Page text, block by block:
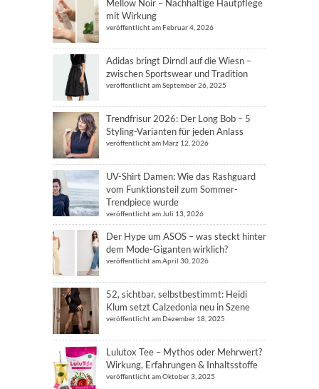
Mellow Noir – Nachhaltige Hautpflege
mit Wirkung
veröffentlicht am Februar 4, 2026
Adidas bringt Dirndl auf die Wiesn –
zwischen Sportswear und Tradition
veröffentlicht am September 26, 2025
Trendfrisur 2026: Der Long Bob – 5
Styling-Varianten für jeden Anlass
veröffentlicht am März 12, 2026
UV-Shirt Damen: Wie das Rashguard
vom Funktionsteil zum Sommer-
Trendpiece wurde
veröffentlicht am Juli 13, 2026
Der Hype um ASOS – was steckt hinter
dem Mode-Giganten wirklich?
veröffentlicht am April 30, 2026
52, sichtbar, selbstbestimmt: Heidi
Klum setzt Calzedonia neu in Szene
veröffentlicht am Dezember 18, 2025
Lulutox Tee – Mythos oder Mehrwert?
Wirkung, Erfahrungen & Inhaltsstoffe
veröffentlicht am Oktober 3, 2025